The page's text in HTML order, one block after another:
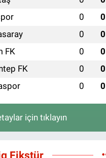
0 0
0 0
FK 0 0
FK 0 0
0 0
için tıklayın
Fikstür